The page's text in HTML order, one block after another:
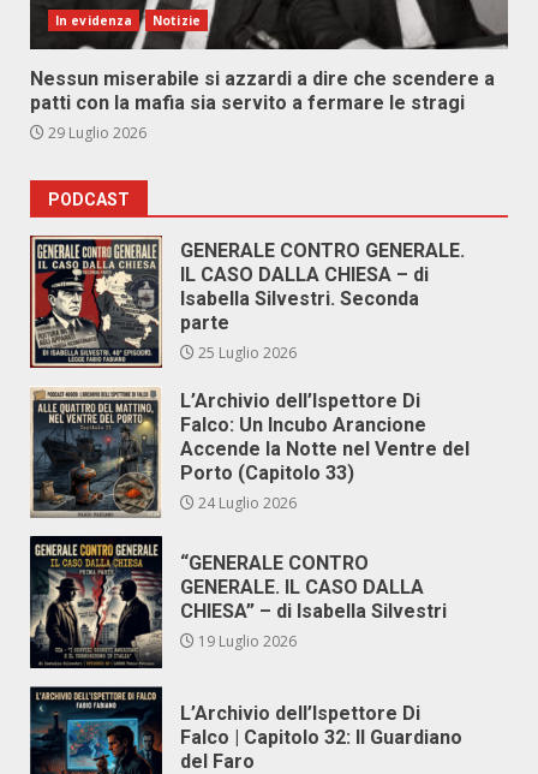
In evidenza Notizie
Nessun miserabile si azzardi a dire che scendere a
patti con la mafia sia servito a fermare le stragi
29 Luglio 2026
PODCAST
GENERALE CONTRO GENERALE.
IL CASO DALLA CHIESA – di
Isabella Silvestri. Seconda
parte
25 Luglio 2026
L’Archivio dell’Ispettore Di
Falco: Un Incubo Arancione
Accende la Notte nel Ventre del
Porto (Capitolo 33)
24 Luglio 2026
“GENERALE CONTRO
GENERALE. IL CASO DALLA
CHIESA” – di Isabella Silvestri
19 Luglio 2026
L’Archivio dell’Ispettore Di
Falco | Capitolo 32: Il Guardiano
del Faro